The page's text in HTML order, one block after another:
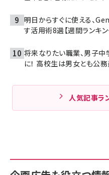
明日からすぐに使える、
す活用術8選【週間ランキン
将来なりたい職業、男子
に！ 高校生は男女とも公務
人気記事ラ